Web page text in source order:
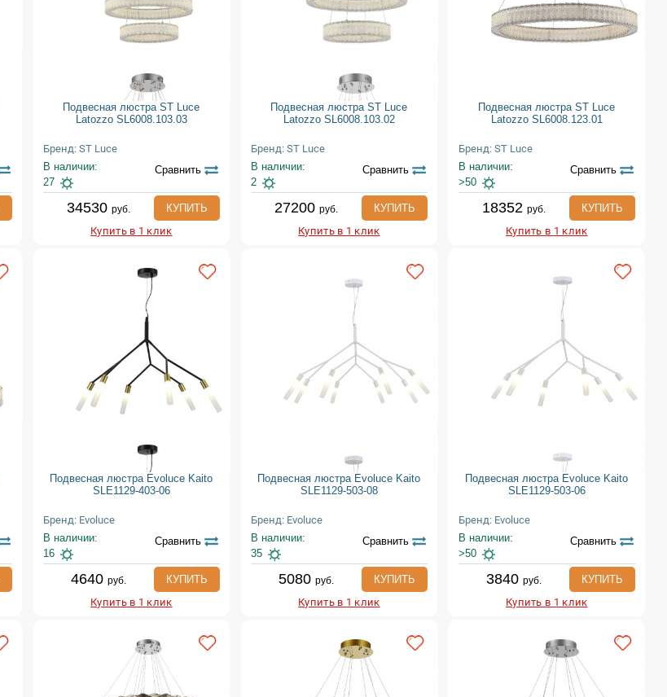
Подвесная люстра ST Luce
Latozzo SL6008.103.03
Бренд: ST Luce
В наличии:
27
Сравнить
34530 руб.
КУПИТЬ
Купить в 1 клик
Подвесная люстра ST Luce
Latozzo SL6008.103.02
Бренд: ST Luce
В наличии:
2
Сравнить
27200 руб.
КУПИТЬ
Купить в 1 клик
Подвесная люстра ST Luce
Latozzo SL6008.123.01
Бренд: ST Luce
В наличии:
>50
Сравнить
18352 руб.
КУПИТЬ
Купить в 1 клик
Подвесная люстра Evoluce Kaito
SLE1129-403-06
Бренд: Evoluce
В наличии:
16
Сравнить
4640 руб.
КУПИТЬ
Купить в 1 клик
Подвесная люстра Evoluce Kaito
SLE1129-503-08
Бренд: Evoluce
В наличии:
35
Сравнить
5080 руб.
КУПИТЬ
Купить в 1 клик
Подвесная люстра Evoluce Kaito
SLE1129-503-06
Бренд: Evoluce
В наличии:
>50
Сравнить
3840 руб.
КУПИТЬ
Купить в 1 клик